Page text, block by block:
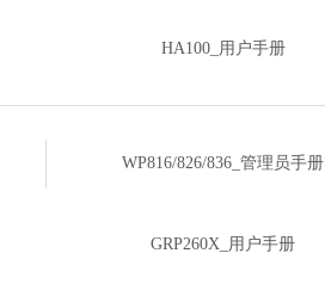
HA100_用户手册
WP816/826/836_管理员手册
GRP260X_用户手册